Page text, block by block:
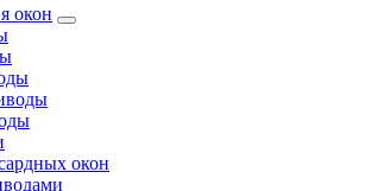
окон
окон